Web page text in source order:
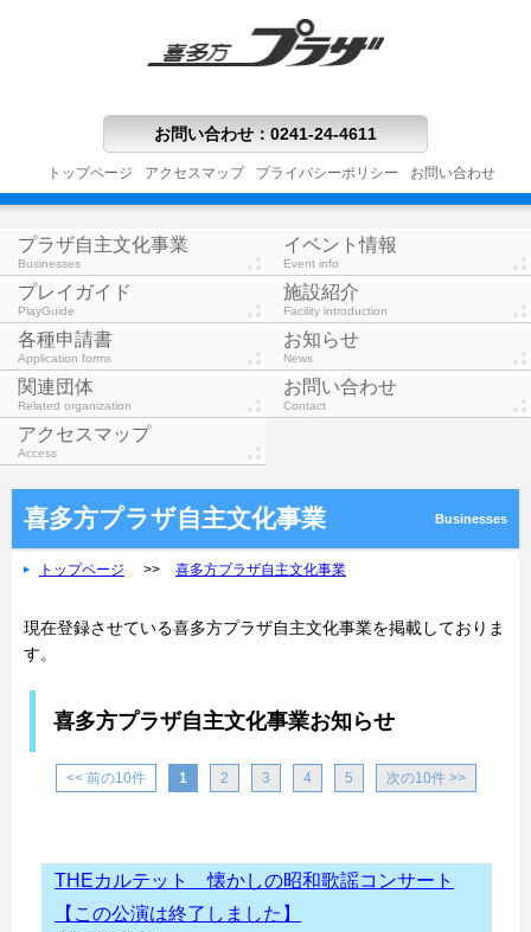
お問い合わせ ： 0241-24-4611
トップページ アクセスマップ プライバシーポリシー お問い合わせ
プラザ自主文化事業
Businesses
イベント情報
Event info
プレイガイド
PlayGuide
施設紹介
Facility introduction
各種申請書
Application forms
お知らせ
News
関連団体
Related organization
お問い合わせ
Contact
アクセスマップ
Access
喜多方プラザ自主文化事業 Businesses
トップページ 喜多方プラザ自主文化事業
現在登録させている喜多方プラザ自主文化事業を掲載しておりま
す。
喜多方プラザ自主文化事業お知らせ
<< 前の10件 1 2 3 4 5 次の10件 >>
THEカルテット 懐かしの昭和歌謡コンサート
【この公演は終了しました】